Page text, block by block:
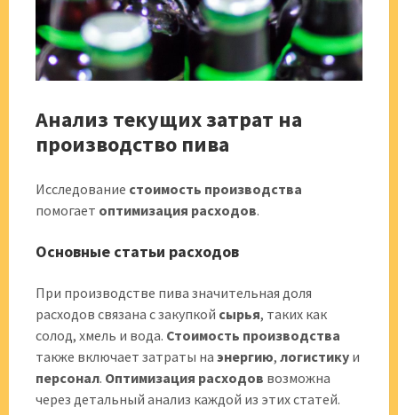
Анализ текущих затрат на
производство пива
Исследование стоимость производства
помогает оптимизация расходов.
Основные статьи расходов
При производстве пива значительная доля
расходов связана с закупкой сырья, таких как
солод, хмель и вода. Стоимость производства
также включает затраты на энергию, логистику и
персонал. Оптимизация расходов возможна
через детальный анализ каждой из этих статей.